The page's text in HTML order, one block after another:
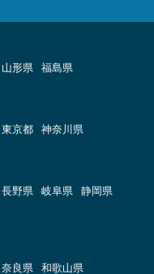
山形県 福島県
東京都 神奈川県
長野県 岐阜県
静岡県
奈良県 和歌山県